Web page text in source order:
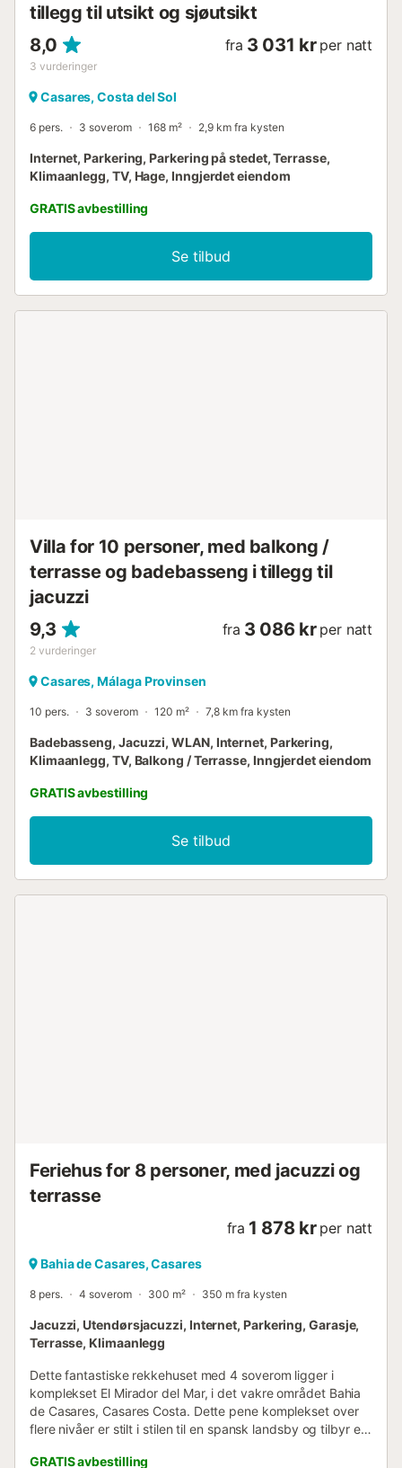
tillegg til utsikt og sjøutsikt
8,0
3 vurderinger
fra 3 031 kr per natt
Casares, Costa del Sol
6 pers. 3 soverom 168 m² 2,9 km fra kysten
Internet, Parkering, Parkering på stedet, Terrasse,
Klimaanlegg, TV, Hage, Inngjerdet eiendom
GRATIS avbestilling
Se tilbud
Villa for 10 personer, med balkong /
terrasse og badebasseng i tillegg til
jacuzzi
9,3
2 vurderinger
fra 3 086 kr per natt
Casares, Málaga Provinsen
10 pers. 3 soverom 120 m² 7,8 km fra kysten
Badebasseng, Jacuzzi, WLAN, Internet, Parkering,
Klimaanlegg, TV, Balkong / Terrasse, Inngjerdet eiendom
GRATIS avbestilling
Se tilbud
Feriehus for 8 personer, med jacuzzi og
terrasse
fra 1 878 kr per natt
Bahia de Casares, Casares
8 pers. 4 soverom 300 m² 350 m fra kysten
Jacuzzi, Utendørsjacuzzi, Internet, Parkering, Garasje,
Terrasse, Klimaanlegg
Dette fantastiske rekkehuset med 4 soverom ligger i
komplekset El Mirador del Mar, i det vakre området Bahia
de Casares, Casares Costa. Dette pene komplekset over
flere nivåer er stilt i stilen til en spansk landsby og tilbyr et
GRATIS avbestilling